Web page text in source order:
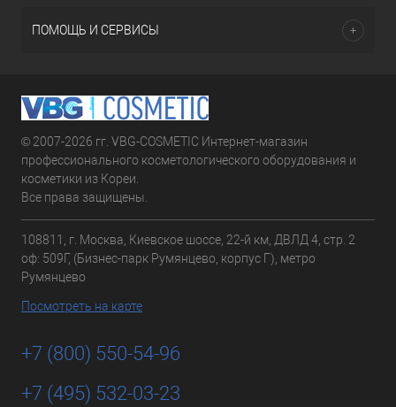
ПОМОЩЬ И СЕРВИСЫ
© 2007-2026 гг. VBG-COSMETIC Интернет-магазин
профессионального косметологического оборудования и
косметики из Кореи.
Все права защищены.
108811, г. Москва, Киевское шоссе, 22-й км, ДВЛД 4, стр. 2
оф: 509Г, (Бизнес-парк Румянцево, корпус Г), метро
Румянцево
Посмотреть на карте
+7 (800) 550-54-96
+7 (495) 532-03-23